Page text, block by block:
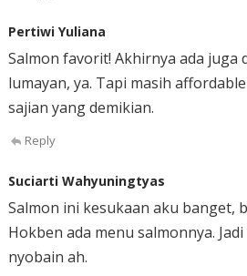
Pertiwi Yuliana
Salmon favorit! Akhirnya ada juga
lumayan, ya. Tapi masih
sajian yang demikian.
Reply
Suciarti Wahyuningtyas
Salmon ini kesukaan aku banget,
Hokben ada menu salmonnya.
nyobain ah.